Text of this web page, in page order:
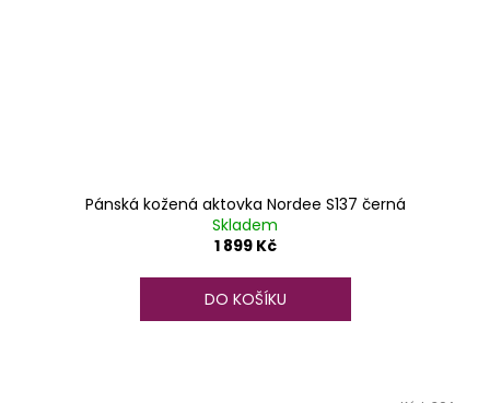
Pánská kožená aktovka Nordee S137 černá
Skladem
1 899 Kč
DO KOŠÍKU